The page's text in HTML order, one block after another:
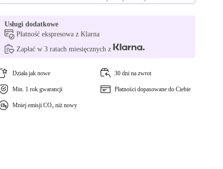
Usługi dodatkowe
Płatność ekspresowa z Klarna
Zapłać w 3 ratach miesięcznych z
Działa jak nowe 30 dni na zwrot
Min. 1 rok gwarancji Płatności dopasowane do Ciebie
Mniej emisji CO₂ niż nowy